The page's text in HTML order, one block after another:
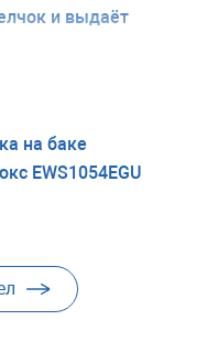
и выдаёт
на баке
EWS1054EGU